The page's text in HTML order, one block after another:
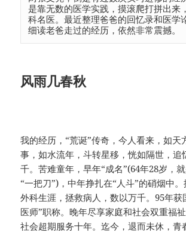
是靠无数的医学实践，摸滚爬打拼出来
科名医。最近整理爸爸的回忆录和医学
细读老爸走过的经历，依然非常震撼。
风雨几春秋
我的经历，“荒诞”传奇，今人看来，如天
事，如水流年，斗转星移，恍如隔世，追
千。苦难童年，早年“成名”(64年28岁，
“一把刀”)，中年挣扎在“人斗”的硝烟中
外科生涯，拯救病人，数以万千。95年获
医师”职称。晚年尽享家庭和社会双重福
社会超期服务十年。迄今，退而未休，青